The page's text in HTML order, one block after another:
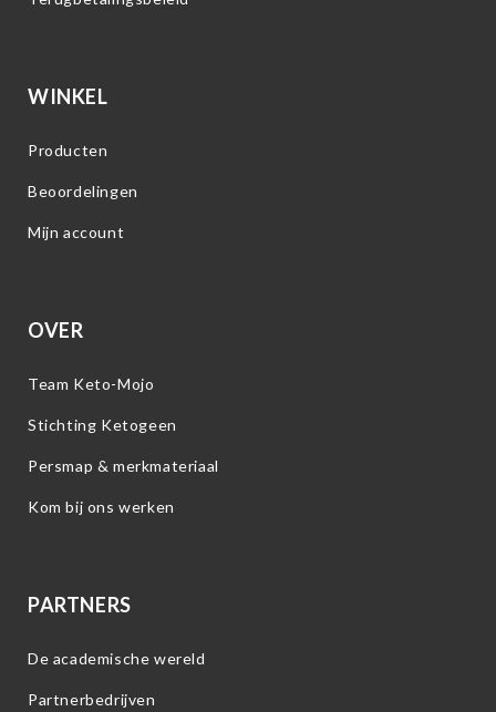
WINKEL
Producten
Beoordelingen
Mijn account
OVER
Team Keto-Mojo
Stichting Ketogeen
Persmap & merkmateriaal
Kom bij ons werken
PARTNERS
De academische wereld
Partnerbedrijven